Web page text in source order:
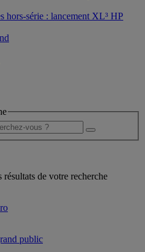
hors-série : lancement XL³ HP
de votre recherche
public